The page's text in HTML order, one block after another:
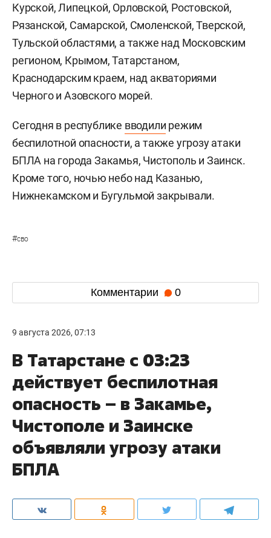
Курской, Липецкой, Орловской, Ростовской,
Рязанской, Самарской, Смоленской, Тверской,
Тульской областями, а также над Московским
регионом, Крымом, Татарстаном,
Краснодарским краем, над акваториями
Черного и Азовского морей.
Сегодня в республике вводили режим
беспилотной опасности, а также угрозу атаки
БПЛА на города Закамья, Чистополь и Заинск.
Кроме того, ночью небо над Казанью,
Нижнекамском и Бугульмой закрывали.
#сво
Комментарии 0
9 августа 2026, 07:13
В Татарстане с 03:23
действует беспилотная
опасность – в Закамье,
Чистополе и Заинске
объявляли угрозу атаки
БПЛА